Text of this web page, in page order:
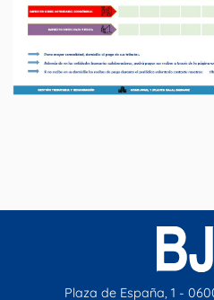
Plaza de España, 1 -